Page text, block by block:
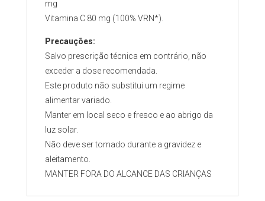
mg
Vitamina C 80 mg (100% VRN*).
Precauções:
Salvo prescrição técnica em contrário, não
exceder a dose recomendada.
Este produto não substitui um regime
alimentar variado.
Manter em local seco e fresco e ao abrigo da
luz solar.
Não deve ser tomado durante a gravidez e
aleitamento.
MANTER FORA DO ALCANCE DAS CRIANÇAS